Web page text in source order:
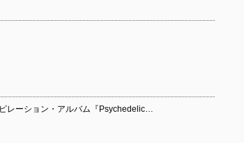
レーション・アルバム『Psychedelic…